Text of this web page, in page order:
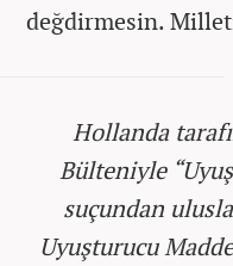
değdirmesin.
Hollanda
Bülteniyle
suçundan
Uyuşturucu